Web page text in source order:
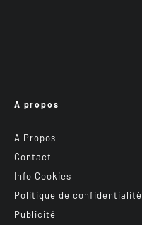
A propos
A Propos
Contact
Info Cookies
Politique de confidentialité
Publicité